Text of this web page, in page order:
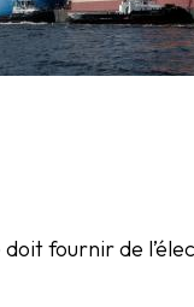
doit fournir de